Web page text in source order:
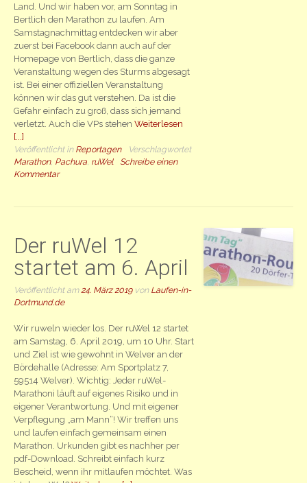
Land. Und wir haben vor, am Sonntag in
Bertlich den Marathon zu laufen. Am
Samstagnachmittag entdecken wir aber
zuerst bei Facebook dann auch auf der
Homepage von Bertlich, dass die ganze
Veranstaltung wegen des Sturms abgesagt
ist. Bei einer offiziellen Veranstaltung
können wir das gut verstehen. Da ist die
Gefahr einfach zu groß, dass sich jemand
verletzt. Auch die VPs stehenWeiterlesen
[...]
Veröffentlicht in Reportagen
Verschlagwortet
Marathon, Pachura ruWel
Schreibe einen
Kommentar
Der ruWel 12
startet am 6. April
Veröffentlicht am 24. März 2019von Laufen-in-
Dortmund.de
Wir ruweln wieder los. Der ruWel 12 startet
am Samstag, 6. April 2019, um 10 Uhr. Start
und Ziel ist wie gewohnt in Welver an der
Bördehalle (Adresse: Am Sportplatz 7,
59514 Welver). Wichtig: Jeder ruWel-
Marathoni läuft auf eigenes Risiko und in
eigener Verantwortung. Und mit eigener
Verpflegung „am Mann“! Wir treffen uns
und laufen einfach gemeinsam einen
Marathon. Urkunden gibt es nachher per
pdf-Download. Schreibt einfach kurz
Bescheid, wenn ihr mitlaufen möchtet. Was